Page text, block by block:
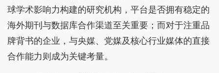
球学术影响力构建的研究机构，平台是否拥有稳定的
海外期刊与数据库合作渠道至关重要；而对于注重品
牌背书的企业，与央媒、党媒及核心行业媒体的直接
合作能力则成为关键考量。